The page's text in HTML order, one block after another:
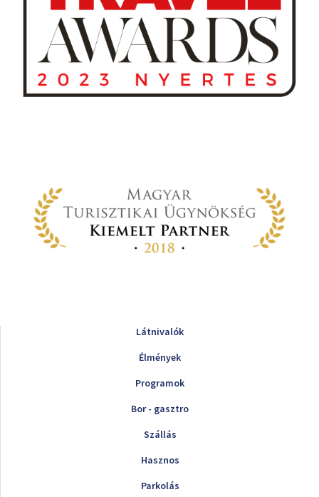
Látnivalók
Élmények
Programok
Bor - gasztro
Szállás
Hasznos
Parkolás